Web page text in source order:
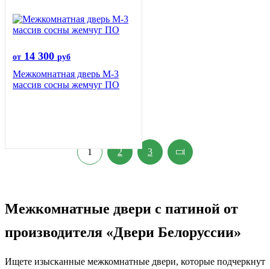
от 14 300 руб
Межкомнатная дверь М-3
массив сосны жемчуг ПО
1 2 3
Межкомнатные двери с патиной от
производителя «Двери Белоруссии»
Ищете изысканные межкомнатные двери, которые подчеркнут